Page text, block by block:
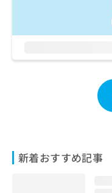
新着おすすめ記事
い
わ